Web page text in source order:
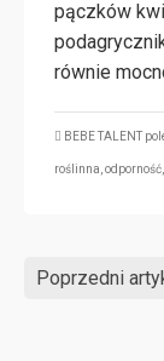
pączków
równie
BEBE TALENT
roślinna,odporność,
Poprzedni